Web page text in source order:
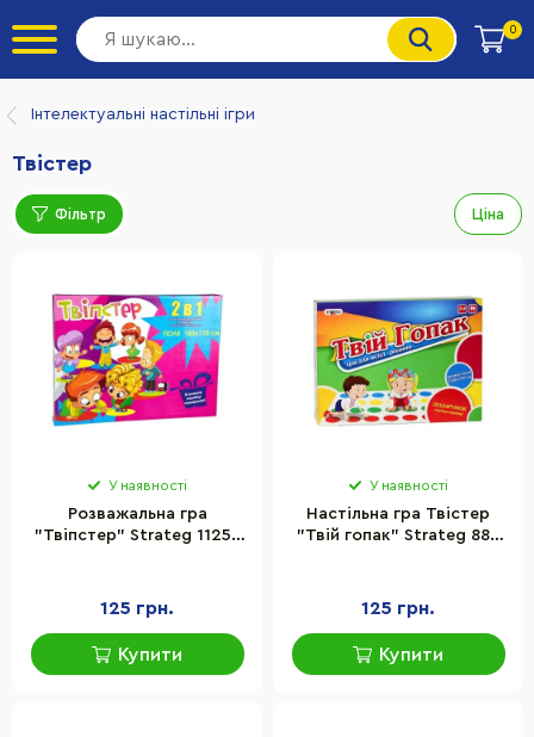
0
Інтелектуальні настільні ігри
Твістер
Фільтр Ціна
У наявності
Розважальна гра
"Твіпстер" Strateg 11256
125 грн.
Купити
У наявності
Настільна гра Твістер
"Твій гопак" Strateg 887
125 грн.
Купити